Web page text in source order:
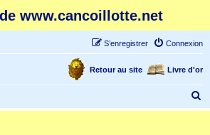
www.cancoillotte.net
Connexion
S’enregistrer
Livre d'or
Retour au site
e